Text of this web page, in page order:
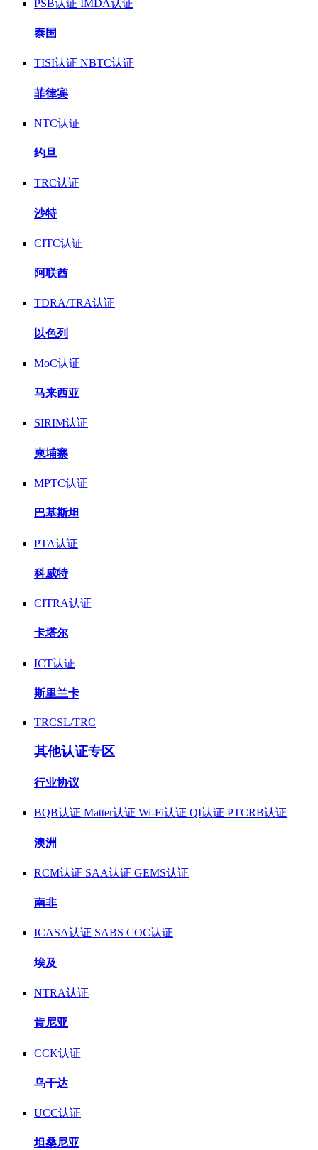
PSB认证 IMDA认证
泰国
TISI认证 NBTC认证
菲律宾
NTC认证
约旦
TRC认证
沙特
CITC认证
阿联酋
TDRA/TRA认证
以色列
MoC认证
马来西亚
SIRIM认证
柬埔寨
MPTC认证
巴基斯坦
PTA认证
科威特
CITRA认证
卡塔尔
ICT认证
斯里兰卡
TRCSL/TRC
其他认证专区
行业协议
BQB认证 Matter认证 Wi-Fi认证 QI认证 PTCRB认证
澳洲
RCM认证 SAA认证 GEMS认证
南非
ICASA认证 SABS COC认证
埃及
NTRA认证
肯尼亚
CCK认证
乌干达
UCC认证
坦桑尼亚